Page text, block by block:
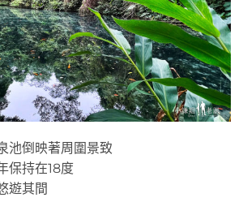
池倒映著周圍景致
保持在18度
遊其間